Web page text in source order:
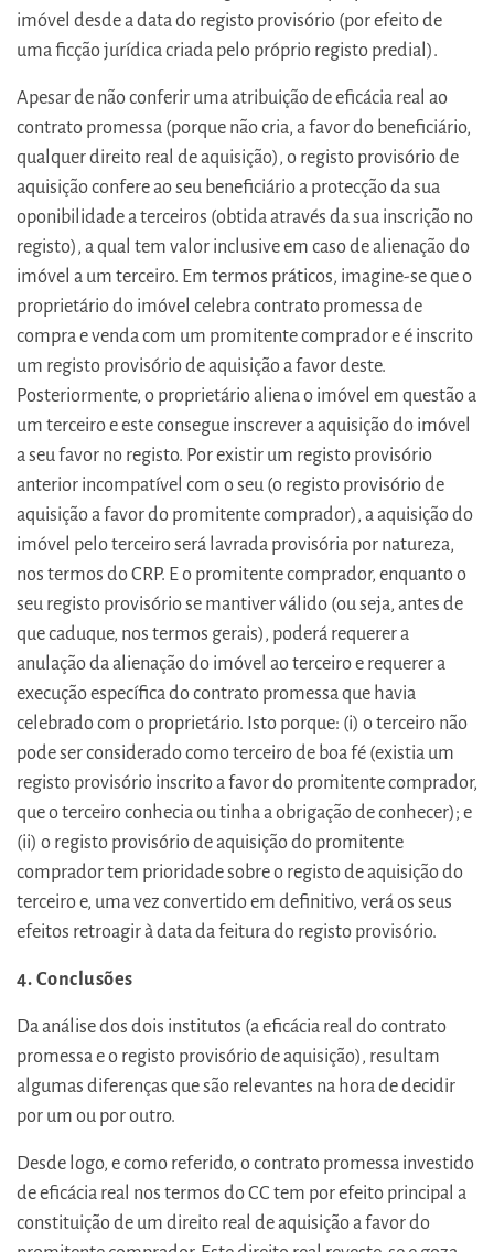
imóvel desde a data do registo provisório (por efeito de
uma ficção jurídica criada pelo próprio registo predial).
Apesar de não conferir uma atribuição de eficácia real ao
contrato promessa (porque não cria, a favor do beneficiário,
qualquer direito real de aquisição), o registo provisório de
aquisição confere ao seu beneficiário a protecção da sua
oponibilidade a terceiros (obtida através da sua inscrição no
registo), a qual tem valor inclusive em caso de alienação do
imóvel a um terceiro. Em termos práticos, imagine-se que o
proprietário do imóvel celebra contrato promessa de
compra e venda com um promitente comprador e é inscrito
um registo provisório de aquisição a favor deste.
Posteriormente, o proprietário aliena o imóvel em questão a
um terceiro e este consegue inscrever a aquisição do imóvel
a seu favor no registo. Por existir um registo provisório
anterior incompatível com o seu (o registo provisório de
aquisição a favor do promitente comprador), a aquisição do
imóvel pelo terceiro será lavrada provisória por natureza,
nos termos do CRP. E o promitente comprador, enquanto o
seu registo provisório se mantiver válido (ou seja, antes de
que caduque, nos termos gerais), poderá requerer a
anulação da alienação do imóvel ao terceiro e requerer a
execução específica do contrato promessa que havia
celebrado com o proprietário. Isto porque: (i) o terceiro não
pode ser considerado como terceiro de boa fé (existia um
registo provisório inscrito a favor do promitente comprador,
que o terceiro conhecia ou tinha a obrigação de conhecer); e
(ii) o registo provisório de aquisição do promitente
comprador tem prioridade sobre o registo de aquisição do
terceiro e, uma vez convertido em definitivo, verá os seus
efeitos retroagir à data da feitura do registo provisório.
4. Conclusões
Da análise dos dois institutos (a eficácia real do contrato
promessa e o registo provisório de aquisição), resultam
algumas diferenças que são relevantes na hora de decidir
por um ou por outro.
Desde logo, e como referido, o contrato promessa investido
de eficácia real nos termos do CC tem por efeito principal a
constituição de um direito real de aquisição a favor do